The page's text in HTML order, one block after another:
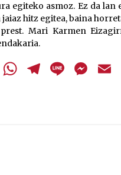
egiteko asmoz. Ez da lan
hitz egitea, baina
Mari Karmen
Twitter
WhatsApp
Line